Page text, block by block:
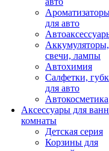
для авто
Аккумуляторы,
свечи, лампы
Автохимия
Салфетки,
для авто
Автокосметика
Аксессуары для
комнаты
Детская серия
Корзины для